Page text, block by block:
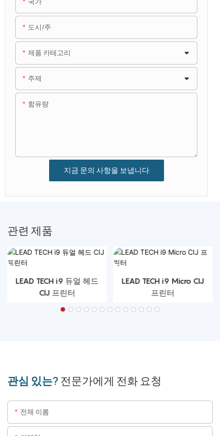
도시/주
제품 카테고리
주제
함유량
지금 문의 사항을 보냅니다
관련 제품
LEAD TECH i9 듀얼 헤드
CIJ 프린터
LEAD TECH i9 Micro CIJ
프린터
관심 있는? 전문가에게 전화 요청
전체 이름